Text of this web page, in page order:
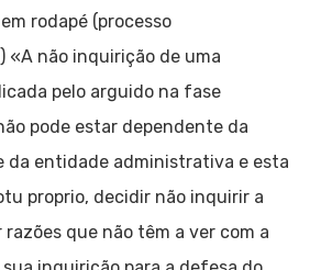
rodapé (processo
«A não inquirição de uma
pelo arguido na fase
pode estar dependente da
da entidade administrativa e esta
proprio, decidir não inquirir a
que não têm a ver com a